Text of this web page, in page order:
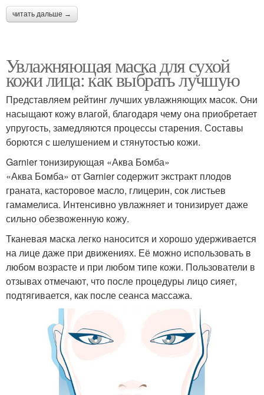
читать дальше →
Увлажняющая маска для сухой
кожи лица: как выбрать лучшую
Представляем рейтинг лучших увлажняющих масок. Они
насыщают кожу влагой, благодаря чему она приобретает
упругость, замедляются процессы старения. Составы
борются с шелушением и стянутостью кожи.
Garnier тонизирующая «Аква Бомба»
«Аква Бомба» от Garnier содержит экстракт плодов
граната, касторовое масло, глицерин, сок листьев
гамамелиса. Интенсивно увлажняет и тонизирует даже
сильно обезвоженную кожу.
Тканевая маска легко наносится и хорошо удерживается
на лице даже при движениях. Её можно использовать в
любом возрасте и при любом типе кожи. Пользователи в
отзывах отмечают, что после процедуры лицо сияет,
подтягивается, как после сеанса массажа.